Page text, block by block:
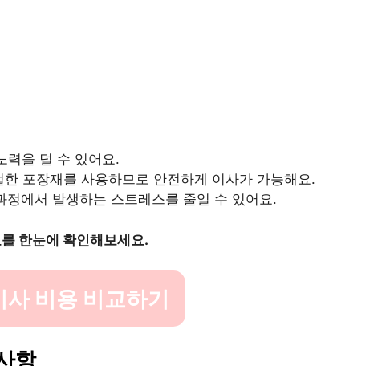
력을 덜 수 있어요.
포장재를 사용하므로 안전하게 이사가 가능해요.
정에서 발생하는 스트레스를 줄일 수 있어요.
한눈에 확인해보세요.
사 비용 비교하기
항